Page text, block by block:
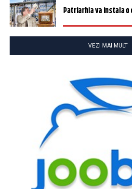
Patriarhia va instala o
VEZI MAI MULT